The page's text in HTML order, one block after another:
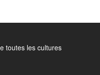
toutes les cultures